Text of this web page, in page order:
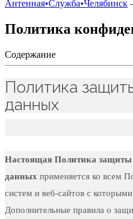
Антенная•Служба•Челябинск
Политика
Содержание
Политика
данных
Настоящая Политика защиты
данных применяется ко всем
систем и веб-сайтов с
Дополнительные правила о